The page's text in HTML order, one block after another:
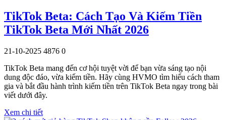
TikTok Beta: Cách Tạo Và Kiếm Tiền
TikTok Beta Mới Nhất 2026
21-10-2025 4876 0
TikTok Beta mang đến cơ hội tuyệt vời để bạn vừa sáng tạo nội
dung độc đáo, vừa kiếm tiền. Hãy cùng HVMO tìm hiểu cách tham
gia và bắt đầu hành trình kiếm tiền trên TikTok Beta ngay trong bài
viết dưới đây.
Xem chi tiết